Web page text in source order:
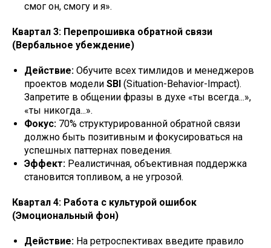
смог он, смогу и я».
Квартал 3: Перепрошивка обратной связи
(Вербальное убеждение)
Действие: Обучите всех тимлидов и менеджеров
проектов модели SBI (Situation-Behavior-Impact).
Запретите в общении фразы в духе «ты всегда...»,
«ты никогда...».
Фокус: 70% структурированной обратной связи
должно быть позитивным и фокусироваться на
успешных паттернах поведения.
Эффект: Реалистичная, объективная поддержка
становится топливом, а не угрозой.
Квартал 4: Работа с культурой ошибок
(Эмоциональный фон)
Действие: На ретроспективах введите правило